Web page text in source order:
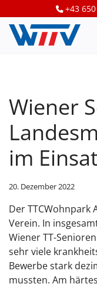
+43
Wiener
im
20. Dezember 2022
Der TTCWohnpark
Verein. In
Wiener TT-
sehr viele
Bewerbe stark
mussten. Am